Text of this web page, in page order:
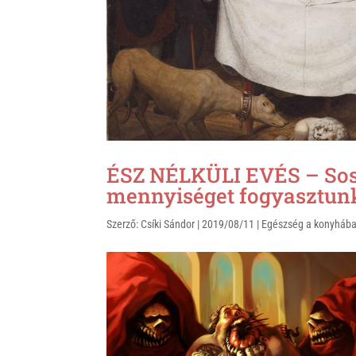
ÉSZ NÉLKÜLI EVÉS –
mennyiséget
Szerző: Csíki Sándor |2019/08/11 | Egészség a